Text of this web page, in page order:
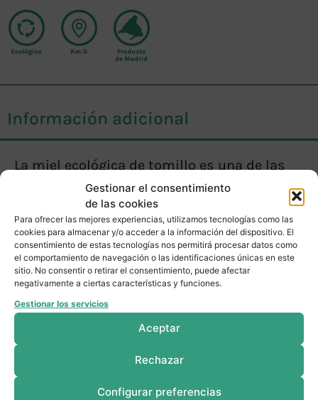
Gestionar el consentimiento
de las cookies
Para ofrecer las mejores experiencias, utilizamos tecnologías como las
cookies para almacenar y/o acceder a la información del dispositivo. El
consentimiento de estas tecnologías nos permitirá procesar datos como
el comportamiento de navegación o las identificaciones únicas en este
sitio. No consentir o retirar el consentimiento, puede afectar
negativamente a ciertas características y funciones.
Gestionar los servicios
Aceptar
Rechazar
Configurar preferencias
Información adicional
La miel ecológica de tomillo es una de las
preferidas de nuestros clientes por sus
magníficas propiedades para el tratamiento
de las afecciones de las vías respiratorias
además de sus excelente sabor.